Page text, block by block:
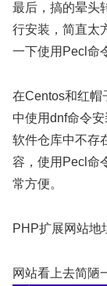
最后，搞的晕头
行安装，简直太
一下使用Pecl命
在Centos和红帽
中使用dnf命令
软件仓库中不存
容，使用Pecl命
常方便。
PHP扩展网站地
网站看上去简陋